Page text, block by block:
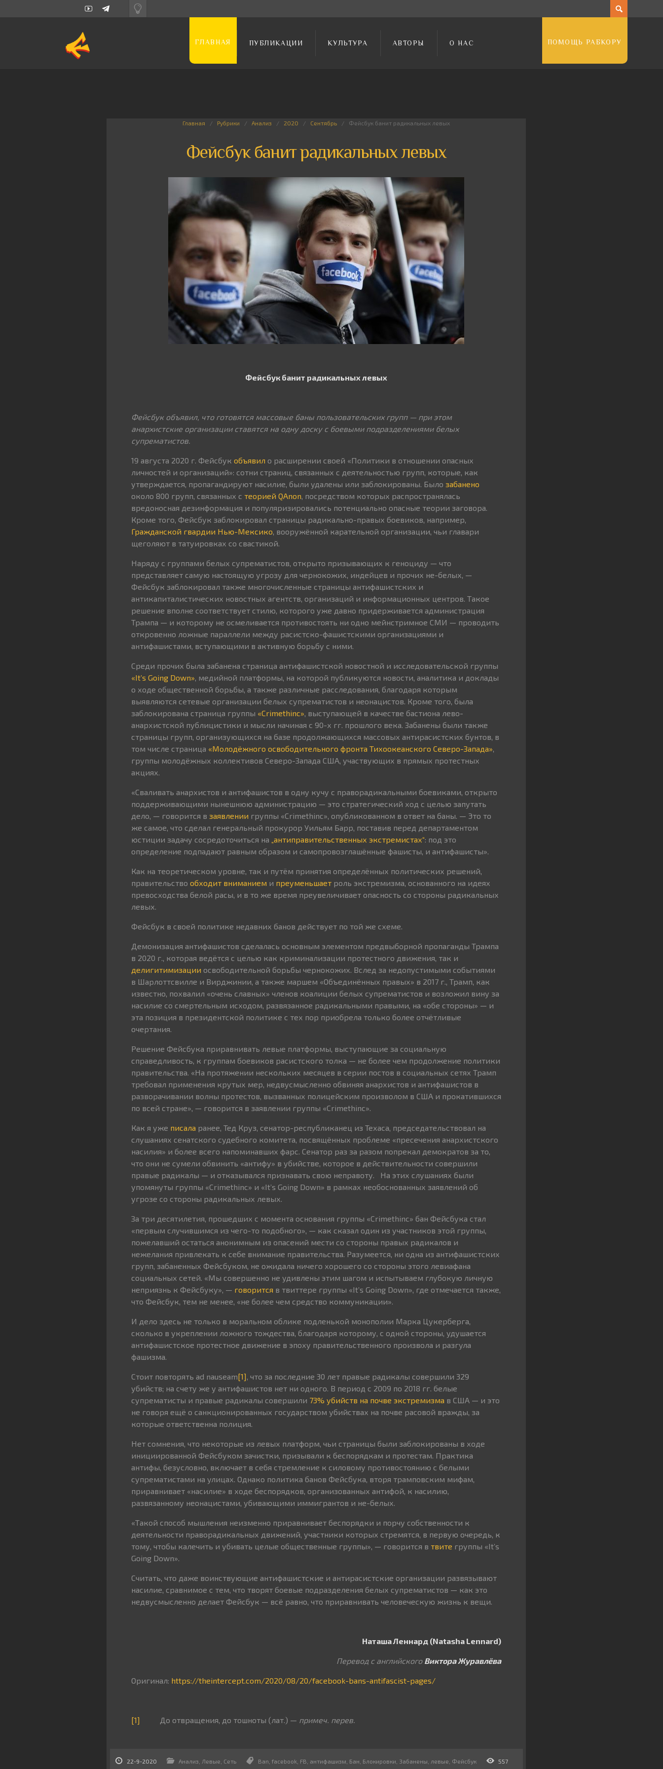
ГЛАВНАЯ ПУБЛИКАЦИИ КУЛЬТУРА АВТОРЫ О НАС ПОМОЩЬ РАБКОРУ
Главная Рубрики Анализ 2020 Сентябрь Фейсбук банит радикальных левых
Фейсбук банит радикальных левых
Фейсбук банит радикальных левых
Фейсбук объявил, что готовятся массовые баны пользовательских групп — при этом
анархистские организации ставятся на одну доску с боевыми подразделениями белых
супрематистов.
19 августа 2020 г. Фейсбук объявил о расширении своей «Политики в отношении опасных
личностей и организаций»: сотни страниц, связанных с деятельностью групп, которые, как
утверждается, пропагандируют насилие, были удалены или заблокированы. Было забанено
около 800 групп, связанных с теорией QAnon, посредством которых распространялась
вредоносная дезинформация и популяризировались потенциально опасные теории заговора.
Кроме того, Фейсбук заблокировал страницы радикально-правых боевиков, например,
Гражданской гвардии Нью-Мексико, вооружённой карательной организации, чьи главари
щеголяют в татуировках со свастикой.
Наряду с группами белых супрематистов, открыто призывающих к геноциду — что
представляет самую настоящую угрозу для чернокожих, индейцев и прочих не-белых, —
Фейсбук заблокировал также многочисленные страницы антифашистских и
антикапиталистических новостных агентств, организаций и информационных центров. Такое
решение вполне соответствует стилю, которого уже давно придерживается администрация
Трампа — и которому не осмеливается противостоять ни одно мейнстримное СМИ — проводить
откровенно ложные параллели между расистско-фашистскими организациями и
антифашистами, вступающими в активную борьбу с ними.
Среди прочих была забанена страница антифашистской новостной и исследовательской группы
«It’s Going Down», медийной платформы, на которой публикуются новости, аналитика и доклады
о ходе общественной борьбы, а также различные расследования, благодаря которым
выявляются сетевые организации белых супрематистов и неонацистов. Кроме того, была
заблокирована страница группы «Crimethinc», выступающей в качестве бастиона лево-
анархистской публицистики и мысли начиная с 90-х гг. прошлого века. Забанены были также
страницы групп, организующихся на базе продолжающихся массовых антирасистских бунтов, в
том числе страница «Молодёжного освободительного фронта Тихоокеанского Северо-Запада»,
группы молодёжных коллективов Северо-Запада США, участвующих в прямых протестных
акциях.
«Сваливать анархистов и антифашистов в одну кучу с праворадикальными боевиками, открыто
поддерживающими нынешнюю администрацию — это стратегический ход с целью запутать
дело, — говорится в заявлении группы «Crimethinc», опубликованном в ответ на баны. — Это то
же самое, что сделал генеральный прокурор Уильям Барр, поставив перед департаментом
юстиции задачу сосредоточиться на „антиправительственных экстремистах“: под это
определение подпадают равным образом и самопровозглашённые фашисты, и антифашисты».
Как на теоретическом уровне, так и путём принятия определённых политических решений,
правительство обходит вниманием и преуменьшает роль экстремизма, основанного на идеях
превосходства белой расы, и в то же время преувеличивает опасность со стороны радикальных
левых.
Фейсбук в своей политике недавних банов действует по той же схеме.
Демонизация антифашистов сделалась основным элементом предвыборной пропаганды Трампа
в 2020 г., которая ведётся с целью как криминализации протестного движения, так и
делигитимизации освободительной борьбы чернокожих. Вслед за недопустимыми событиями
в Шарлоттсвилле и Вирджинии, а также маршем «Объединённых правых» в 2017 г., Трамп, как
известно, похвалил «очень славных» членов коалиции белых супрематистов и возложил вину за
насилие со смертельным исходом, развязанное радикальными правыми, на «обе стороны» — и
эта позиция в президентской политике с тех пор приобрела только более отчётливые
очертания.
Решение Фейсбука приравнивать левые платформы, выступающие за социальную
справедливость, к группам боевиков расистского толка — не более чем продолжение политики
правительства. «На протяжении нескольких месяцев в серии постов в социальных сетях Трамп
требовал применения крутых мер, недвусмысленно обвиняя анархистов и антифашистов в
разворачивании волны протестов, вызванных полицейским произволом в США и прокатившихся
по всей стране», — говорится в заявлении группы «Crimethinc».
Как я уже писала ранее, Тед Круз, сенатор-республиканец из Техаса, председательствовал на
слушаниях сенатского судебного комитета, посвящённых проблеме «пресечения анархистского
насилия» и более всего напоминавших фарс. Сенатор раз за разом попрекал демократов за то,
что они не сумели обвинить «антифу» в убийстве, которое в действительности совершили
правые радикалы — и отказывался признавать свою неправоту. На этих слушаниях были
упомянуты группы «Crimethinc» и «It’s Going Down» в рамках необоснованных заявлений об
угрозе со стороны радикальных левых.
За три десятилетия, прошедших с момента основания группы «Crimethinc» бан Фейсбука стал
«первым случившимся из чего-то подобного», — как сказал один из участников этой группы,
пожелавший остаться анонимным из опасений мести со стороны правых радикалов и
нежелания привлекать к себе внимание правительства. Разумеется, ни одна из антифашистских
групп, забаненных Фейсбуком, не ожидала ничего хорошего со стороны этого левиафана
социальных сетей. «Мы совершенно не удивлены этим шагом и испытываем глубокую личную
неприязнь к Фейсбуку», — говорится в твиттере группы «It’s Going Down», где отмечается также,
что Фейсбук, тем не менее, «не более чем средство коммуникации».
И дело здесь не только в моральном облике подленькой монополии Марка Цукерберга,
сколько в укреплении ложного тождества, благодаря которому, с одной стороны, удушается
антифашистское протестное движение в эпоху правительственного произвола и разгула
фашизма.
Стоит повторять ad nauseam[1], что за последние 30 лет правые радикалы совершили 329
убийств; на счету же у антифашистов нет ни одного. В период с 2009 по 2018 гг. белые
супрематисты и правые радикалы совершили 73% убийств на почве экстремизма в США — и это
не говоря ещё о санкционированных государством убийствах на почве расовой вражды, за
которые ответственна полиция.
Нет сомнения, что некоторые из левых платформ, чьи страницы были заблокированы в ходе
инициированной Фейсбуком зачистки, призывали к беспорядкам и протестам. Практика
антифы, безусловно, включает в себя стремление к силовому противостоянию с белыми
супрематистами на улицах. Однако политика банов Фейсбука, вторя трамповским мифам,
приравнивает «насилие» в ходе беспорядков, организованных антифой, к насилию,
развязанному неонацистами, убивающими иммигрантов и не-белых.
«Такой способ мышления неизменно приравнивает беспорядки и порчу собственности к
деятельности праворадикальных движений, участники которых стремятся, в первую очередь, к
тому, чтобы калечить и убивать целые общественные группы», — говорится в твите группы «It’s
Going Down».
Считать, что даже воинствующие антифашистские и антирасистские организации развязывают
насилие, сравнимое с тем, что творят боевые подразделения белых супрематистов — как это
недвусмысленно делает Фейсбук — всё равно, что приравнивать человеческую жизнь к вещи.
Наташа Леннард (Natasha Lennard)
Перевод с английского Виктора Журавлёва
Оригинал: https://theintercept.com/2020/08/20/facebook-bans-antifascist-pages/
[1] До отвращения, до тошноты (лат.) — примеч. перев.
22-9-2020 Анализ Левые Сеть Ban facebook FB антифашизм Бан Блокировки Забанены левые Фейсбук 557